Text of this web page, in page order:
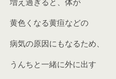
黄色くなる黄疸などの
病気の原因にもなるため、
うんちと一緒に外に出す